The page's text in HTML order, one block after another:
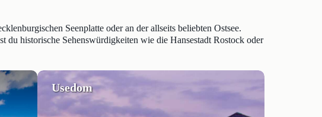
Seenplatte oder an der allseits beliebten Ostsee.
historische Sehenswürdigkeiten wie die Hansestadt Rostock oder
Usedom